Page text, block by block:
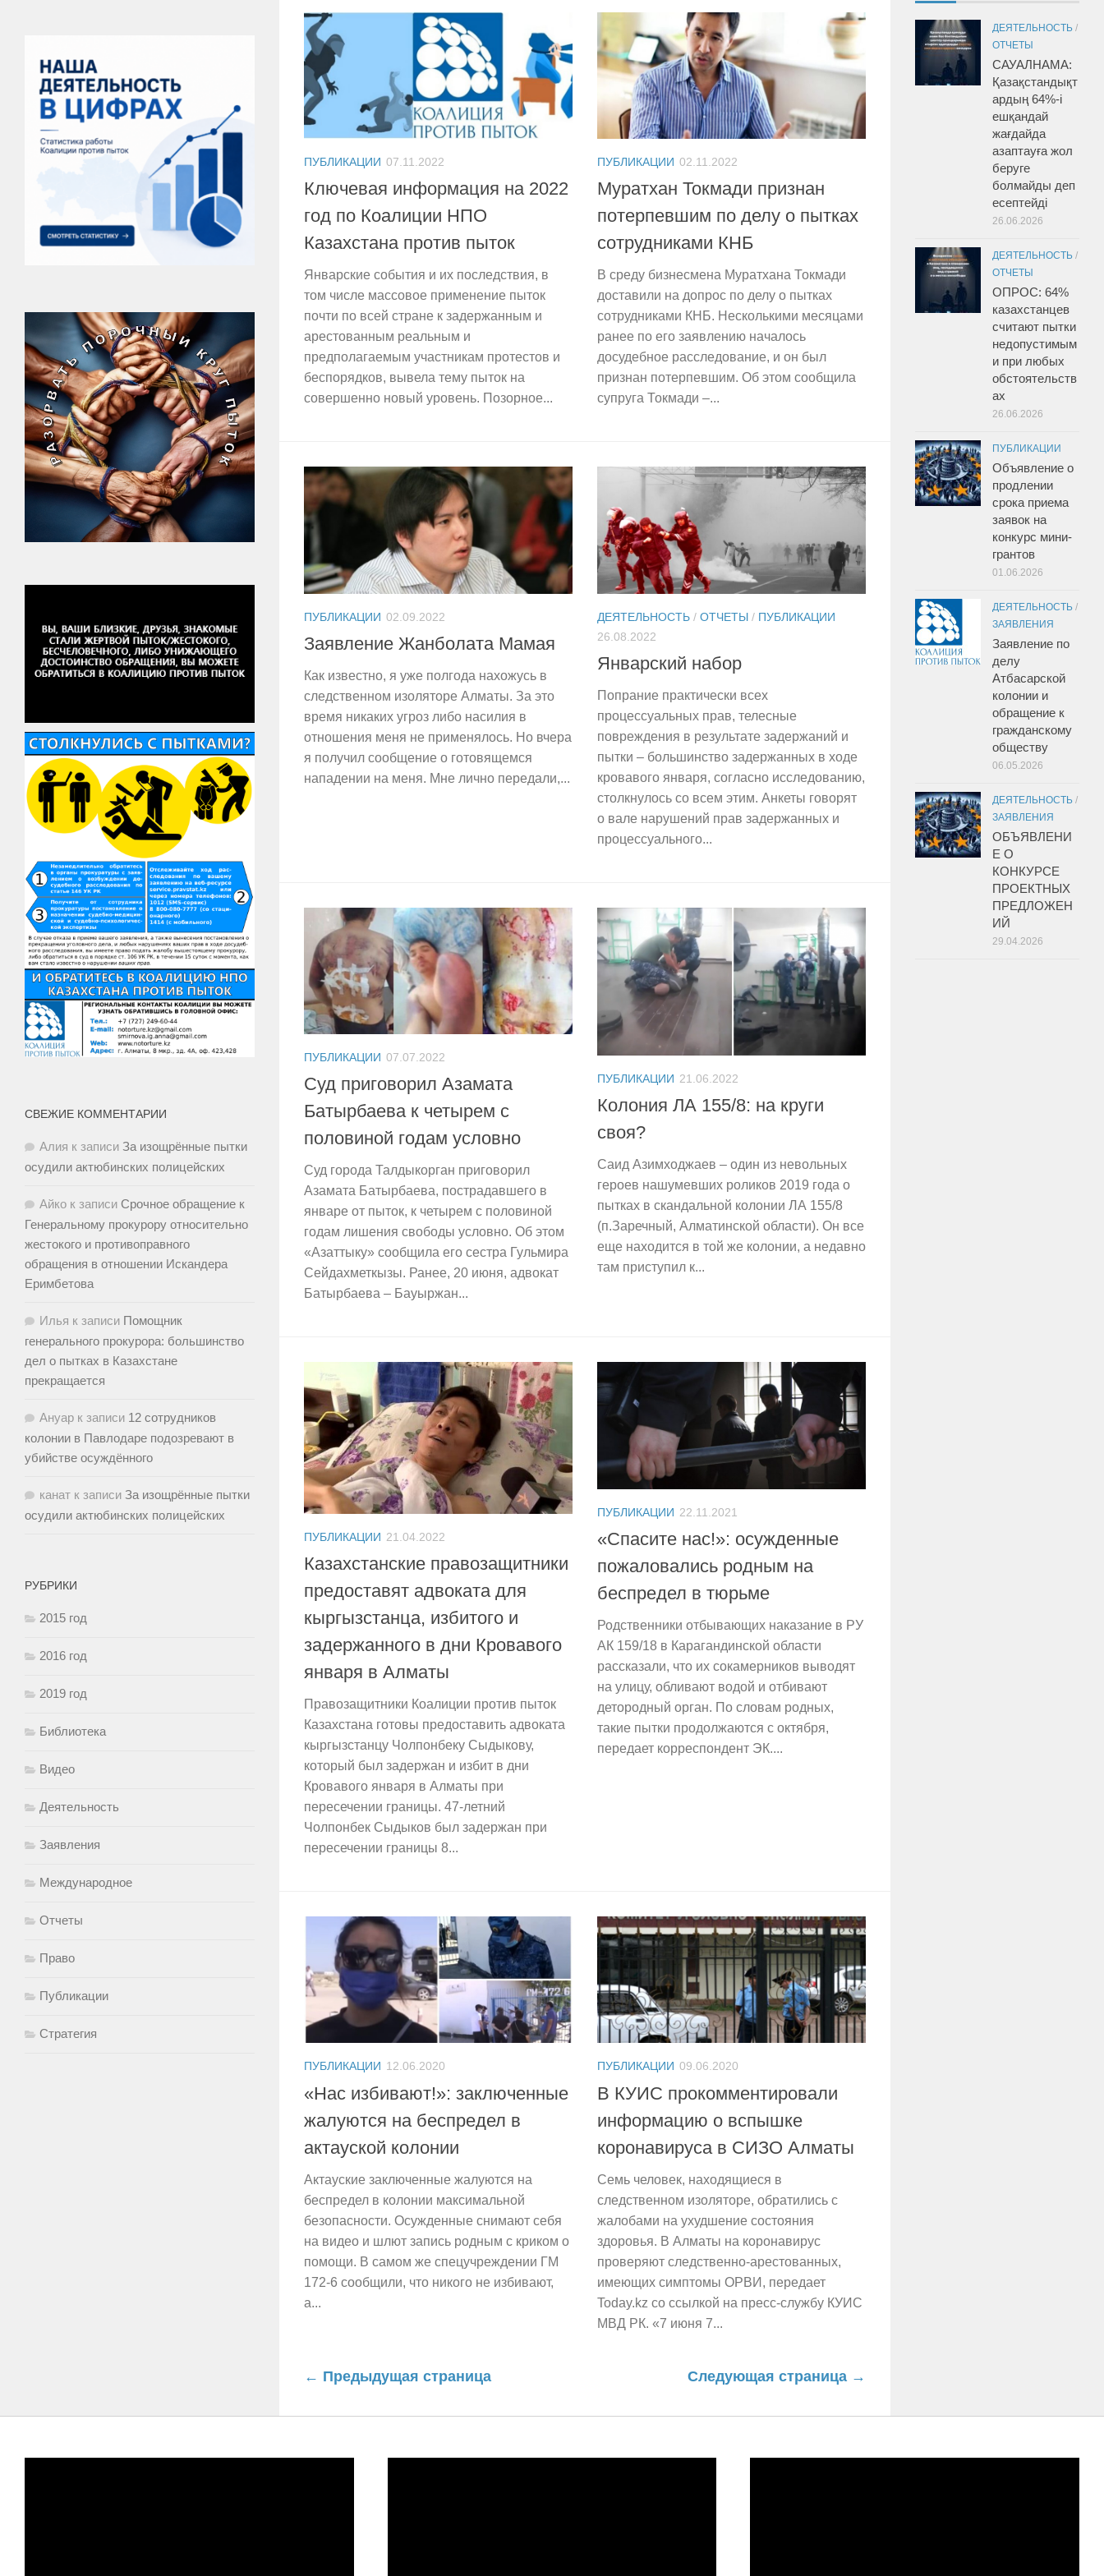
ПУБЛИКАЦИИ 07.11.2022
Ключевая информация на 2022
год по Коалиции НПО
Казахстана против пыток
Январские события и их последствия, в
том числе массовое применение пыток
почти по всей стране к задержанным и
арестованным реальным и
предполагаемым участникам протестов и
беспорядков, вывела тему пыток на
совершенно новый уровень. Позорное...
ПУБЛИКАЦИИ 02.11.2022
Муратхан Токмади признан
потерпевшим по делу о пытках
сотрудниками КНБ
В среду бизнесмена Муратхана Токмади
доставили на допрос по делу о пытках
сотрудниками КНБ. Несколькими месяцами
ранее по его заявлению началось
досудебное расследование, и он был
признан потерпевшим. Об этом сообщила
супруга Токмади –...
ПУБЛИКАЦИИ 02.09.2022
Заявление Жанболата Мамая
Как известно, я уже полгода нахожусь в
следственном изоляторе Алматы. За это
время никаких угроз либо насилия в
отношения меня не применялось. Но вчера
я получил сообщение о готовящемся
нападении на меня. Мне лично передали,...
ДЕЯТЕЛЬНОСТЬ / ОТЧЕТЫ / ПУБЛИКАЦИИ
26.08.2022
Январский набор
Попрание практически всех
процессуальных прав, телесные
повреждения в результате задержаний и
пытки – большинство задержанных в ходе
кровавого января, согласно исследованию,
столкнулось со всем этим. Анкеты говорят
о вале нарушений прав задержанных и
процессуального...
ПУБЛИКАЦИИ 07.07.2022
Суд приговорил Азамата
Батырбаева к четырем с
половиной годам условно
Суд города Талдыкорган приговорил
Азамата Батырбаева, пострадавшего в
январе от пыток, к четырем с половиной
годам лишения свободы условно. Об этом
«Азаттыку» сообщила его сестра Гульмира
Сейдахметкызы. Ранее, 20 июня, адвокат
Батырбаева – Бауыржан...
ПУБЛИКАЦИИ 21.06.2022
Колония ЛА 155/8: на круги
своя?
Саид Азимходжаев – один из невольных
героев нашумевших роликов 2019 года о
пытках в скандальной колонии ЛА 155/8
(п.Заречный, Алматинской области). Он все
еще находится в той же колонии, а недавно
там приступил к...
ПУБЛИКАЦИИ 21.04.2022
Казахстанские правозащитники
предоставят адвоката для
кыргызстанца, избитого и
задержанного в дни Кровавого
января в Алматы
Правозащитники Коалиции против пыток
Казахстана готовы предоставить адвоката
кыргызстанцу Чолпонбеку Сыдыкову,
который был задержан и избит в дни
Кровавого января в Алматы при
пересечении границы. 47-летний
Чолпонбек Сыдыков был задержан при
пересечении границы 8...
ПУБЛИКАЦИИ 22.11.2021
«Спасите нас!»: осужденные
пожаловались родным на
беспредел в тюрьме
Родственники отбывающих наказание в РУ
АК 159/18 в Карагандинской области
рассказали, что их сокамерников выводят
на улицу, обливают водой и отбивают
детородный орган. По словам родных,
такие пытки продолжаются с октября,
передает корреспондент ЭК....
ПУБЛИКАЦИИ 12.06.2020
«Нас избивают!»: заключенные
жалуются на беспредел в
актауской колонии
Актауские заключенные жалуются на
беспредел в колонии максимальной
безопасности. Осужденные снимают себя
на видео и шлют запись родным с криком о
помощи. В самом же спецучреждении ГМ
172-6 сообщили, что никого не избивают,
а...
ПУБЛИКАЦИИ 09.06.2020
В КУИС прокомментировали
информацию о вспышке
коронавируса в СИЗО Алматы
Семь человек, находящиеся в
следственном изоляторе, обратились с
жалобами на ухудшение состояния
здоровья. В Алматы на коронавирус
проверяют следственно-арестованных,
имеющих симптомы ОРВИ, передает
Today.kz со ссылкой на пресс-службу КУИС
МВД РК. «7 июня 7...
← Предыдущая страница Следующая страница →
СВЕЖИЕ КОММЕНТАРИИ
Алия к записи За изощрённые пытки
осудили актюбинских полицейских
Айко к записи Срочное обращение к
Генеральному прокурору относительно
жестокого и противоправного
обращения в отношении Искандера
Еримбетова
Илья к записи Помощник
генерального прокурора: большинство
дел о пытках в Казахстане
прекращается
Ануар к записи 12 сотрудников
колонии в Павлодаре подозревают в
убийстве осуждённого
канат к записи За изощрённые пытки
осудили актюбинских полицейских
РУБРИКИ
2015 год
2016 год
2019 год
Библиотека
Видео
Деятельность
Заявления
Международное
Отчеты
Право
Публикации
Стратегия
ДЕЯТЕЛЬНОСТЬ /
ОТЧЕТЫ
САУАЛНАМА:
Қазақстандықт
ардың 64%-і
ешқандай
жағдайда
азаптауға жол
беруге
болмайды деп
есептейді
26.06.2026
ДЕЯТЕЛЬНОСТЬ /
ОТЧЕТЫ
ОПРОС: 64%
казахстанцев
считают пытки
недопустимым
и при любых
обстоятельств
ах
26.06.2026
ПУБЛИКАЦИИ
Объявление о
продлении
срока приема
заявок на
конкурс мини-
грантов
01.06.2026
ДЕЯТЕЛЬНОСТЬ /
ЗАЯВЛЕНИЯ
Заявление по
делу
Атбасарской
колонии и
обращение к
гражданскому
обществу
06.05.2026
ДЕЯТЕЛЬНОСТЬ /
ЗАЯВЛЕНИЯ
ОБЪЯВЛЕНИ
Е О
КОНКУРСЕ
ПРОЕКТНЫХ
ПРЕДЛОЖЕН
ИЙ
29.04.2026